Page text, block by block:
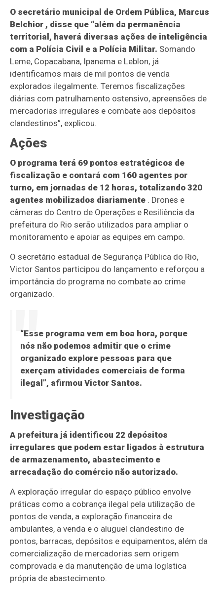
O secretário municipal de Ordem Pública, Marcus
Belchior , disse que “além da permanência
territorial, haverá diversas ações de inteligência
com a Polícia Civil e a Polícia Militar. Somando
Leme, Copacabana, Ipanema e Leblon, já
identificamos mais de mil pontos de venda
explorados ilegalmente. Teremos fiscalizações
diárias com patrulhamento ostensivo, apreensões de
mercadorias irregulares e combate aos depósitos
clandestinos”, explicou.
Ações
O programa terá 69 pontos estratégicos de
fiscalização e contará com 160 agentes por
turno, em jornadas de 12 horas, totalizando 320
agentes mobilizados diariamente . Drones e
câmeras do Centro de Operações e Resiliência da
prefeitura do Rio serão utilizados para ampliar o
monitoramento e apoiar as equipes em campo.
O secretário estadual de Segurança Pública do Rio,
Victor Santos participou do lançamento e reforçou a
importância do programa no combate ao crime
organizado.
“Esse programa vem em boa hora, porque
nós não podemos admitir que o crime
organizado explore pessoas para que
exerçam atividades comerciais de forma
ilegal”, afirmou Victor Santos.
Investigação
A prefeitura já identificou 22 depósitos
irregulares que podem estar ligados à estrutura
de armazenamento, abastecimento e
arrecadação do comércio não autorizado.
A exploração irregular do espaço público envolve
práticas como a cobrança ilegal pela utilização de
pontos de venda, a exploração financeira de
ambulantes, a venda e o aluguel clandestino de
pontos, barracas, depósitos e equipamentos, além da
comercialização de mercadorias sem origem
comprovada e da manutenção de uma logística
própria de abastecimento.